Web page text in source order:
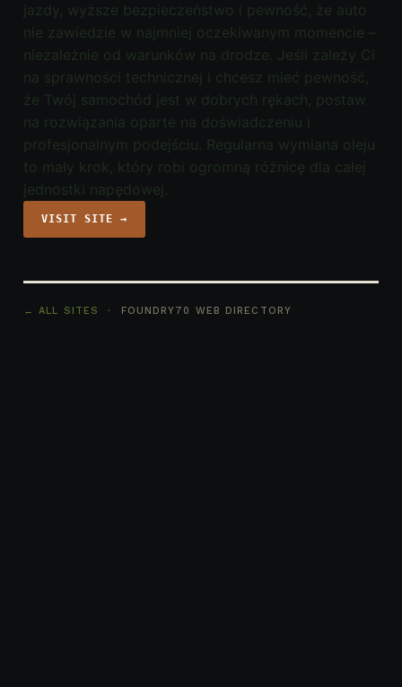
jazdy, wyższe bezpieczeństwo i pewność, że auto
nie zawiedzie w najmniej oczekiwanym momencie –
niezależnie od warunków na drodze. Jeśli zależy Ci
na sprawności technicznej i chcesz mieć pewność,
że Twój samochód jest w dobrych rękach, postaw
na rozwiązania oparte na doświadczeniu i
profesjonalnym podejściu. Regularna wymiana oleju
to mały krok, który robi ogromną różnicę dla całej
jednostki napędowej.
VISIT SITE →
← ALL SITES · FOUNDRY70 WEB DIRECTORY